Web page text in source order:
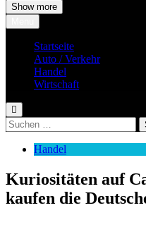
Show more
Startseite
Auto / Verkehr
Handel
Wirtschaft
Suchen
nach:
Handel
Kuriositäten auf
kaufen die